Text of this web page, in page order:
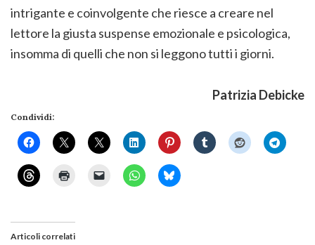
intrigante e coinvolgente che riesce a creare nel
lettore la giusta suspense emozionale e psicologica,
insomma di quelli che non si leggono tutti i giorni.
Patrizia Debicke
Condividi:
Articoli correlati